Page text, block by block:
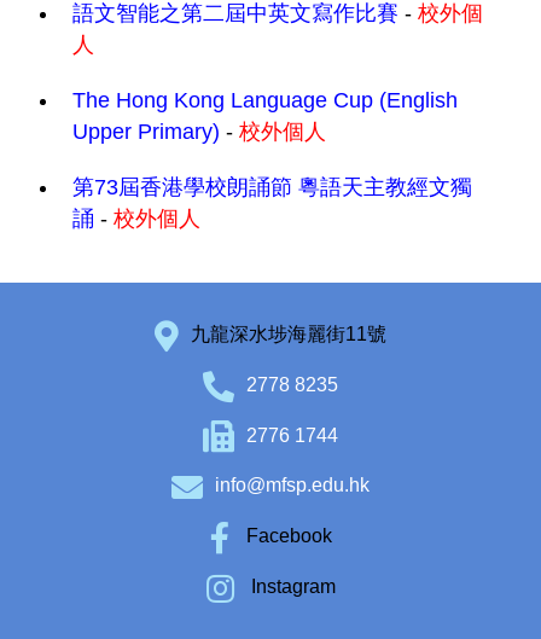
語文智能之第二屆中英文寫作比賽 - 校外個
人
The Hong Kong Language Cup (English
Upper Primary) - 校外個人
第73屆香港學校朗誦節 粵語天主教經文獨
誦 - 校外個人
九龍深水埗海麗街11號
2778 8235
2776 1744
info@mfsp.edu.hk
Facebook
Instagram